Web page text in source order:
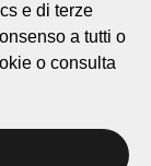
e di terze
a tutti o
o consulta